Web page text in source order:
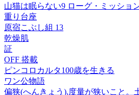
山猫は眠らない9 ローグ・ミッショ
重り台座
原宿こぶし組 13
乾燥肌
証
OFF 搭載
ピンコロカルタ100歳を生きる
ワン公物語
偏狭(へんきょう),度量が狭いこと。